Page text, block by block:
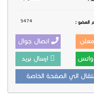
العضو : 5474
اتصال جوال
ارسال بريد
الي الصفحة الخاصة